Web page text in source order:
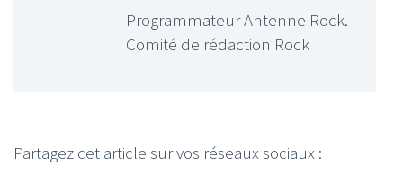
Programmateur Antenne Rock.
Comité de rédaction Rock
Partagez cet article sur vos réseaux sociaux :